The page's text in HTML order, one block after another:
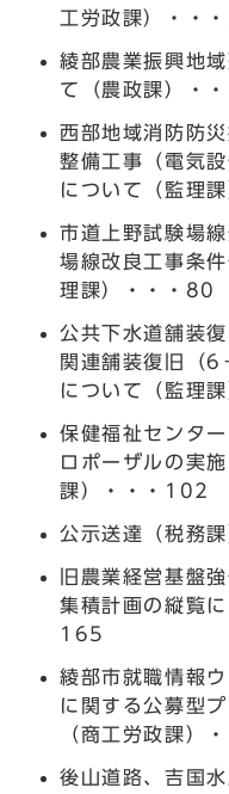
工労政課）・・
綾部農業振興地
て（農政課）・
西部地域消防防
整備工事（電気
について（監理
市道上野試験場
場線改良工事条
理課）・・・80
公共下水道舗装
関連舗装復旧（6
について（監理
保健福祉センタ
ロポーザルの実
課）・・・102
公示送達（税務
旧農業経営基盤
集積計画の縦覧
165
綾部市就職情報
に関する公募型
（商工労政課）
後山道路、吉国